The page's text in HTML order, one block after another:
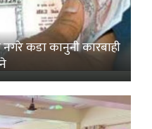
कडा कानुनी कारबाही